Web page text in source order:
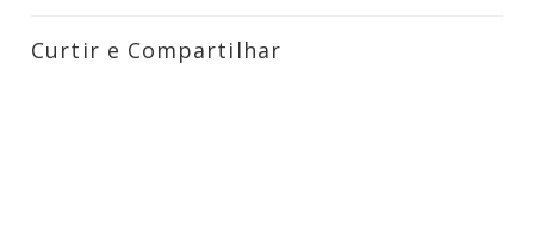
Curtir e Compartilhar